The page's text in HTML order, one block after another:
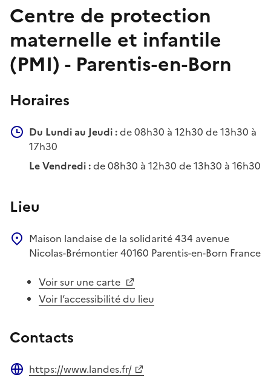
Centre de protection
maternelle et infantile
(PMI) - Parentis-en-Born
Horaires
Du Lundi au Jeudi :de 08h30 à 12h30 de 13h30 à
17h30
Le Vendredi :de 08h30 à 12h30 de 13h30 à 16h30
Lieu
Maison landaise de la solidarité434 avenue
Nicolas-Brémontier40160 Parentis-en-Born France
Voir sur une carte
Voir l’accessibilité du lieu
Contacts
https://www.landes.fr/